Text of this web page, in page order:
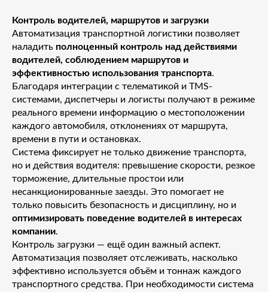
Контроль водителей, маршрутов и загрузки
Автоматизация транспортной логистики позволяет
наладить полноценный контроль над действиями
водителей, соблюдением маршрутов и
эффективностью использования транспорта.
Благодаря интеграции с телематикой и TMS-
системами, диспетчеры и логисты получают в режиме
реального времени информацию о местоположении
каждого автомобиля, отклонениях от маршрута,
времени в пути и остановках.
Система фиксирует не только движение транспорта,
но и действия водителя: превышение скорости, резкое
торможение, длительные простои или
несанкционированные заезды. Это помогает не
только повысить безопасность и дисциплину, но и
оптимизировать поведение водителей в интересах
компании.
Контроль загрузки — ещё один важный аспект.
Автоматизация позволяет отслеживать, насколько
эффективно используется объём и тоннаж каждого
транспортного средства. При необходимости система